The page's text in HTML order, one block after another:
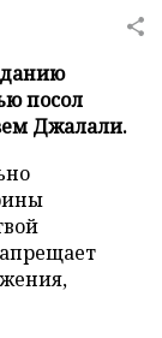
посол
Джалали.